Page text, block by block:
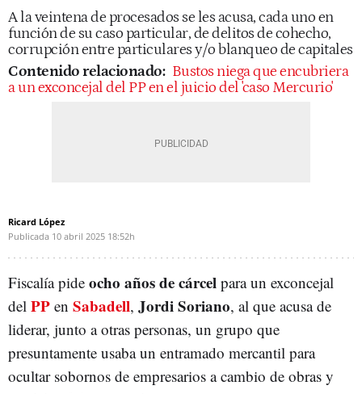
A la veintena de procesados se les acusa, cada uno en
función de su caso particular, de delitos de cohecho,
corrupción entre particulares y/o blanqueo de capitales
Contenido relacionado: Bustos niega que encubriera
a un exconcejal del PP en el juicio del 'caso Mercurio'
Ricard López
Publicada 10 abril 2025 18:52h
Fiscalía pide ocho años de cárcel para un exconcejal
del PP en Sabadell, Jordi Soriano, al que acusa de
liderar, junto a otras personas, un grupo que
presuntamente usaba un entramado mercantil para
ocultar sobornos de empresarios a cambio de obras y